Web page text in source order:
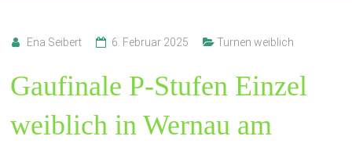
Ena Seibert 6. Februar 2025 Turnen weiblich
Gaufinale P-Stufen Einzel
weiblich in Wernau am